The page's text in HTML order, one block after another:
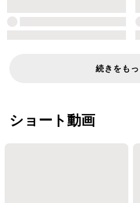
続きをも
ショート動画